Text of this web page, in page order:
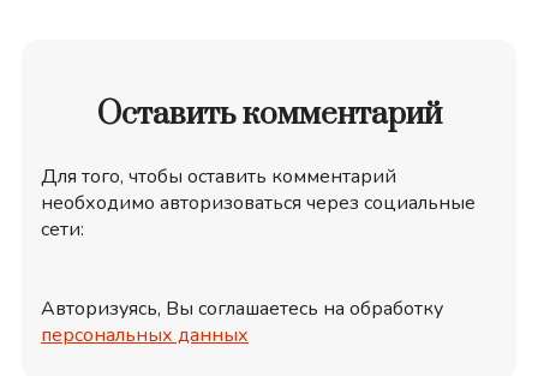
Оставить комментарий
Для того, чтобы оставить комментарий
необходимо авторизоваться через социальные
сети:
Авторизуясь, Вы соглашаетесь на обработку
персональных данных